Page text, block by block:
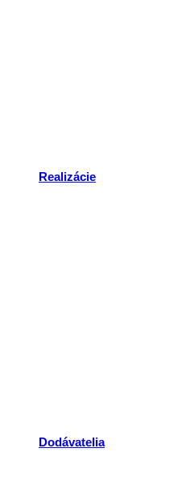
Realizácie
Dodávatelia